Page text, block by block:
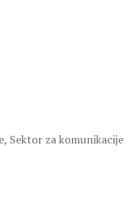
Sektor za komunikacije